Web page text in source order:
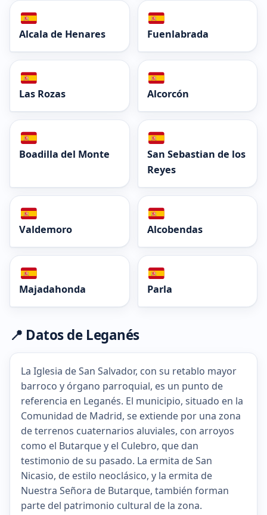
Alcala de Henares Fuenlabrada
Las Rozas Alcorcón
Boadilla del Monte
San Sebastian de los
Reyes
Valdemoro Alcobendas
Majadahonda Parla
📍 Datos de Leganés
La Iglesia de San Salvador, con su retablo mayor
barroco y órgano parroquial, es un punto de
referencia en Leganés. El municipio, situado en la
Comunidad de Madrid, se extiende por una zona
de terrenos cuaternarios aluviales, con arroyos
como el Butarque y el Culebro, que dan
testimonio de su pasado. La ermita de San
Nicasio, de estilo neoclásico, y la ermita de
Nuestra Señora de Butarque, también forman
parte del patrimonio cultural de la zona.